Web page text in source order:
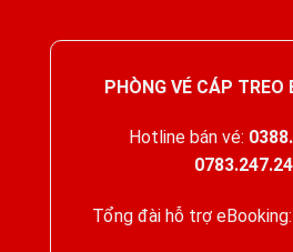
PHÒNG VÉ CÁP TREO
Hotline bán vé:
Tổng đài hỗ trợ eBooking: